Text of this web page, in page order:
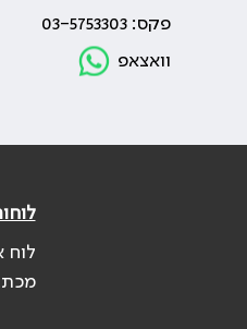
פקס: 03-5753303
וואצאפ
לוח